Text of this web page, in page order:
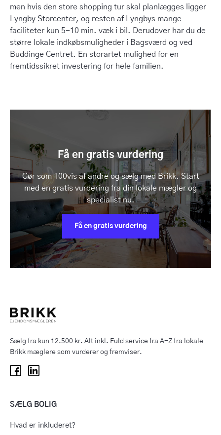
men hvis den store shopping tur skal planlægges ligger
Lyngby Storcenter, og resten af Lyngbys mange
faciliteter kun 5-10 min. væk i bil. Derudover har du de
større lokale indkøbsmuligheder i Bagsværd og ved
Buddinge Centret. En storartet mulighed for en
fremtidssikret investering for hele familien.
Få en gratis vurdering
Gør som 100vis af andre og sælg med Brikk. Start
med en gratis vurdering fra din lokale mægler og
specialist nu.
Få en gratis vurdering
Sælg fra kun 12.500 kr. Alt inkl. Fuld service fra A-Z fra lokale
Brikk mæglere som vurderer og fremviser.
SÆLG BOLIG
Hvad er inkluderet?